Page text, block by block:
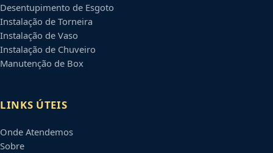
Desentupimento de Esgoto
Instalação de Torneira
Instalação de Vaso
Instalação de Chuveiro
Manutenção de Box
LINKS ÚTEIS
Onde Atendemos
Sobre